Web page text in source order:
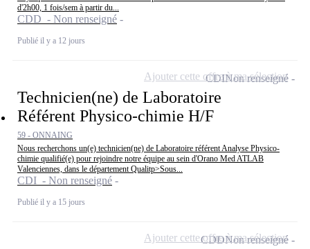
d'2h00, 1 fois/sem à partir du...
CDD - Non renseigné
Publié il y a 12 jours
Technicien(ne) de Laboratoire
Référent Physico-chimie H/F
59 - ONNAING
Nous recherchons un(e) technicien(ne) de Laboratoire référent Analyse Physico-
chimie qualifié(e) pour rejoindre notre équipe au sein d'Orano Med ATLAB
Valenciennes, dans le département Qualitp>Sous...
CDI - Non renseigné
Publié il y a 15 jours
CDINon renseigné
Ajouter cette offre à ma sélection
CDDNon renseigné
Ajouter cette offre à ma sélection